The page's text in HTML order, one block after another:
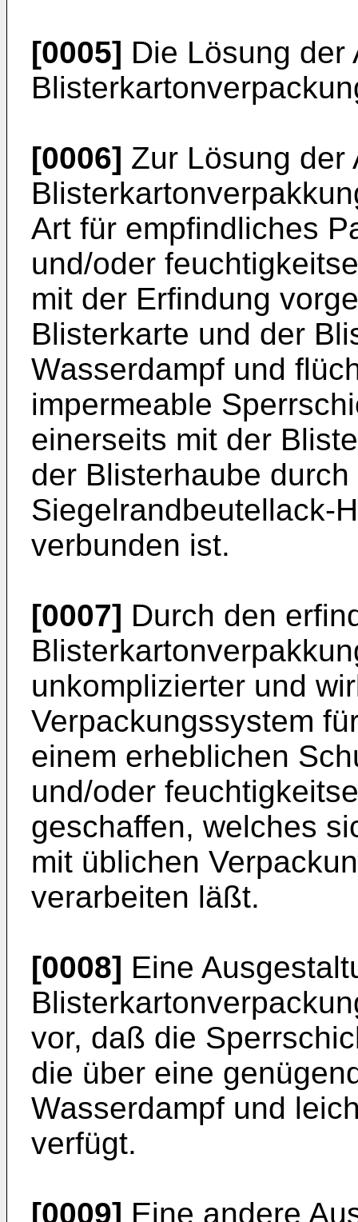
[0005] Die Lösung der
[0006] Zur Lösung der
Art für empfindliches
und/oder
mit der Erfindung
Blisterkarte und der
Wasserdampf und
impermeable
einerseits mit der
der Blisterhaube
Siegelrandbeutellack-
verbunden ist.
[0007] Durch den
unkomplizierter und
Verpackungssystem
einem erheblichen
und/oder
geschaffen, welches
mit üblichen
verarbeiten läßt.
[0008] Eine
vor, daß die
die über eine
Wasserdampf und
verfügt.
[0009] Eine andere